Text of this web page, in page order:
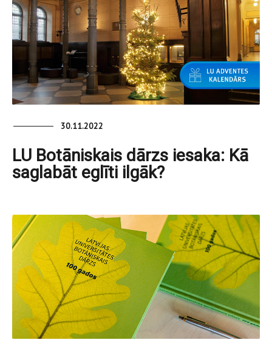
30.11.2022
LU Botāniskais dārzs iesaka: Kā
saglabāt eglīti ilgāk?